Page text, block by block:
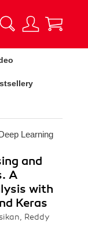
Learning
and
A
with
Keras
Reddy